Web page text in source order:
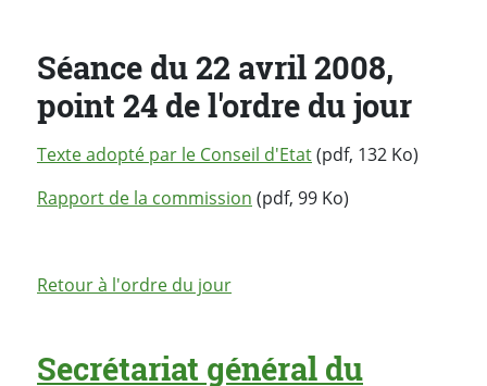
Séance du 22 avril 2008,
point 24 de l'ordre du jour
Texte adopté par le Conseil d'Etat(pdf, 132 Ko)
Rapport de la commission (pdf, 99 Ko)
Retour à l'ordre du jour
Secrétariat général du